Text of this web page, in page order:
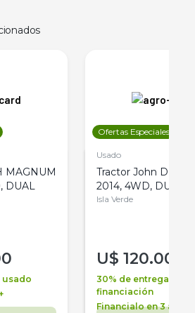
MAGNUM
DUAL
usado
Ofertas Especiales
Usado
Tractor John Deere
2014, 4WD, DUAL
Isla Verde
U$ 120.000
30% de entrega +
financiación
Financialo en 3 años